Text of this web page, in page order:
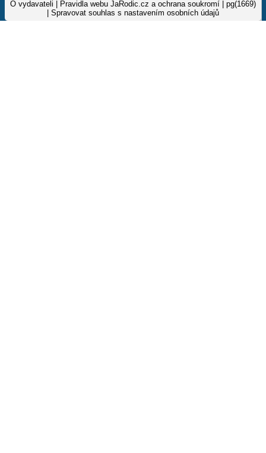
O vydavateli
Pravidla webu JaRodic.cz a ochrana soukromí | pg(1669)
Spravovat souhlas s nastavením osobních údajů